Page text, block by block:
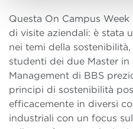
Questa On Campus
di visite aziendali: è stata
nei temi della
studenti dei due Master
Management di BBS
principi di sostenibilità
efficacemente in diversi
industriali con un focus